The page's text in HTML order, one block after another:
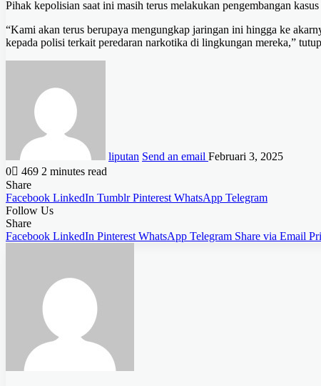
Pihak kepolisian saat ini masih terus melakukan pengembangan
“Kami akan terus berupaya mengungkap jaringan ini hingga ke
kepada polisi terkait peredaran narkotika di lingkungan mereka,”
liputan Send an email Februari 3, 2025
0
469 2 minutes read
Share
Facebook LinkedIn Tumblr Pinterest WhatsApp Telegram
Follow Us
Share
Facebook LinkedIn Pinterest WhatsApp Telegram Share via Email